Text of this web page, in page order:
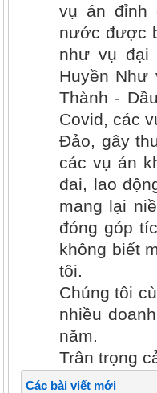
vụ án đỉnh
nước được
như vụ đại
Huyền Như
Thành -
Covid, các
Đảo, gây
các vụ án
đai, lao
mang lại
đóng góp
không biết
tôi.
Chúng tôi
nhiều
năm.
Trân trọng
Các bài viết mới